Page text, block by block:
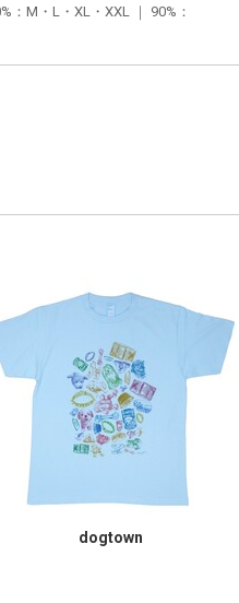
M・L・XL・XXL ｜ 90%：
dogtown